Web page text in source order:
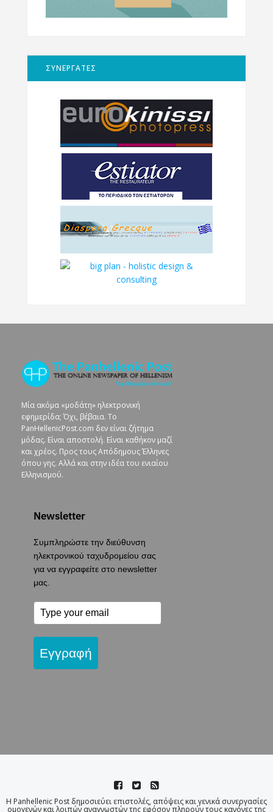
ΣΥΝΕΡΓΑΤΕΣ
Μία ακόμα «μοδάτη» ηλεκτρονική
εφημερίδα; Όχι, βέβαια. To
PanHellenicPost.com δεν είναι ζήτημα
μόδας. Είναι αποστολή. Είναι καθήκον μαζί
και χρέος. Προς τους Απόδημους Έλληνες
όπου γης. Αλλά και στην ιδέα του ενιαίου
Ελληνισμού.
Newsletter
Συμπληρώστε την διεύθυνση
ηλεκτρονικού ταχυδρομείου σας
για να εγγραφείτε στο newsletter
μας.
Εγγραφή
Η Panhellenic Post δημοσιεύει επιστολές, απόψεις και γενικά συνεργασίες
ομογενών και λοιπών αναγνωστών της εφόσον πληρούν τους κανόνες της